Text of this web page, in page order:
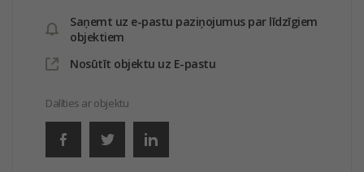
Saņemt uz e-pastu paziņojumus par līdzīgiem
objektiem
Nosūtīt objektu uz E-pastu
Dalīties ar objektu